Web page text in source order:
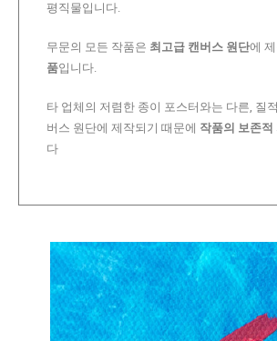
평직물입니다.
무문의 모든 작품은 최고급 캔버스 원단에
품입니다.
타 업체의 저렴한 종이 포스터와는 다른, 질
버스 원단에 제작되기 때문에 작품의 보존적
다